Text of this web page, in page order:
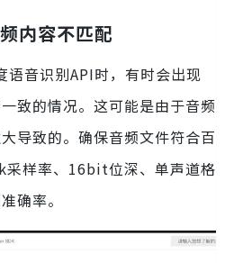
内容不匹配
音识别API时，有时会出现
致的情况。这可能是由于音频
导致的。确保音频文件符合百
采样率、16bit位深、单声道格
确率。